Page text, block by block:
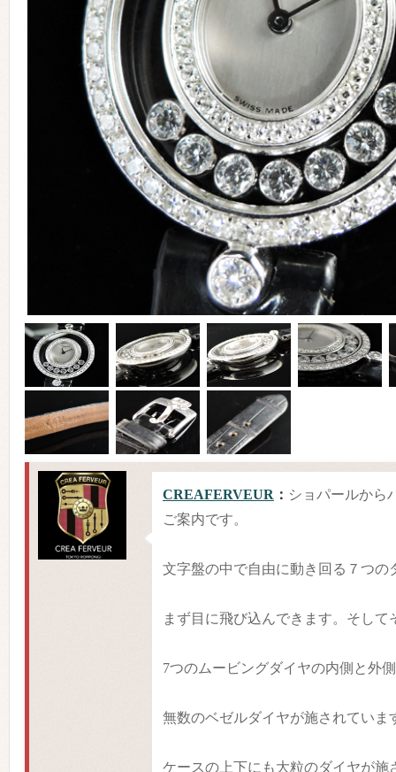
CREAFERVEUR ： ショパールから
ご案内です。
文字盤の中で自由に動き回る７つの
まず目に飛び込んできます。そして
7つのムービングダイヤの内側と外
無数のベゼルダイヤが施されていま
ケースの上下にも大粒のダイヤが施